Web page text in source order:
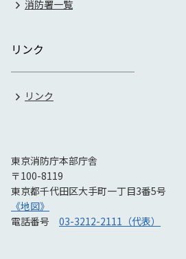
消防署一覧
リンク
リンク
東京消防庁本部庁舎
〒100-8119
東京都千代田区大手町一丁目3番5号
《地図》
電話番号 03-3212-2111（代表）